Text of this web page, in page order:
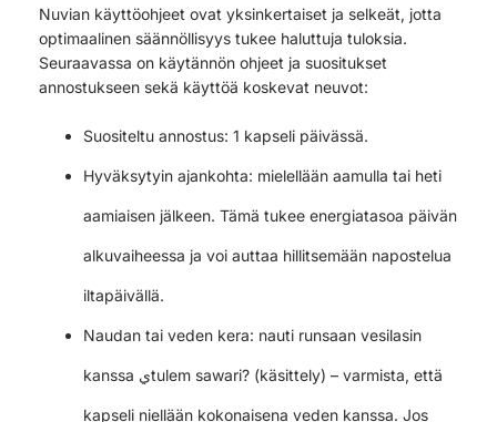
Nuvian käyttöohjeet ovat yksinkertaiset ja selkeät, jotta
optimaalinen säännöllisyys tukee haluttuja tuloksia.
Seuraavassa on käytännön ohjeet ja suositukset
annostukseen sekä käyttöä koskevat neuvot:
Suositeltu annostus: 1 kapseli päivässä.
Hyväksytyin ajankohta: mielellään aamulla tai heti
aamiaisen jälkeen. Tämä tukee energiatasoa päivän
alkuvaiheessa ja voi auttaa hillitsemään napostelua
iltapäivällä.
Naudan tai veden kera: nauti runsaan vesilasin
kanssa يtulem sawari? (käsittely) – varmista, että
kapseli niellään kokonaisena veden kanssa. Jos